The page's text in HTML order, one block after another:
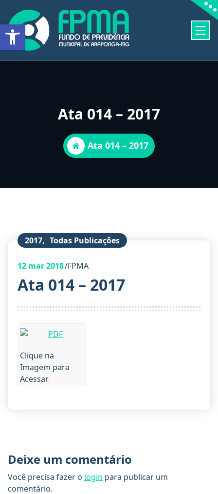
para
conteúdo
Ata 014 – 2017
Ata 014 – 2017
2017, Todas Publicações
12 mar 2018 FPMA
Ata 014 – 2017
Clique na
Imagem para
Acessar
Deixe um comentário
Você precisa fazer o login para publicar um
comentário.
Barra de Ferramentas Aberta